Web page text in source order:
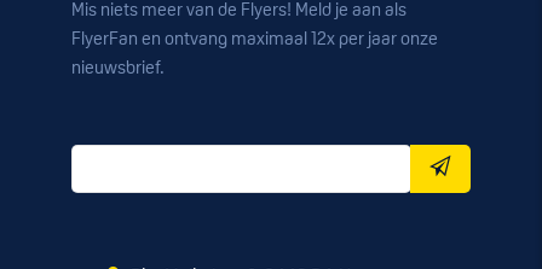
Mis niets meer van de Flyers! Meld je aan als
FlyerFan en ontvang maximaal 12x per jaar onze
nieuwsbrief.